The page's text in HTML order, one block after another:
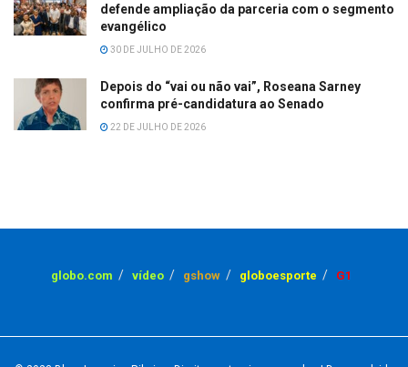
defende ampliação da parceria com o segmento
evangélico
30 DE JULHO DE 2026
Depois do “vai ou não vai”, Roseana Sarney
confirma pré-candidatura ao Senado
22 DE JULHO DE 2026
globo.com vídeo gshow globoesporte G1